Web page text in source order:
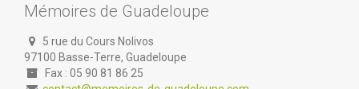
Mémoires de Guadeloupe
5 rue du Cours Nolivos
97100 Basse-Terre, Guadeloupe
Fax : 05 90 81 86 25